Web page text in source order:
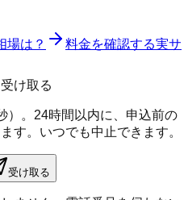
場は？ 料金を確認する実サ
け取る
）。24時間以内に、申込前の
す。いつでも中止できます。
受け取る